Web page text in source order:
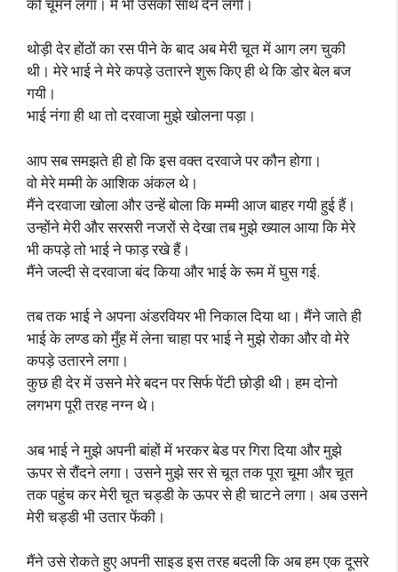
थोड़ी देर होंठों का रस पीने के बाद अब मेरी चूत में आग लग चुकी
थी। मेरे भाई ने मेरे कपड़े उतारने शुरू किए ही थे कि डोर बेल बज
गयी।
भाई नंगा ही था तो दरवाजा मुझे खोलना पड़ा।
आप सब समझते ही हो कि इस वक्त दरवाजे पर कौन होगा।
वो मेरे मम्मी के आशिक अंकल थे।
मैंने दरवाजा खोला और उन्हें बोला कि मम्मी आज बाहर गयी हुई हैं।
उन्होंने मेरी और सरसरी नजरों से देखा तब मुझे ख्याल आया कि मेरे
भी कपड़े तो भाई ने फाड़ रखे हैं।
मैंने जल्दी से दरवाजा बंद किया और भाई के रूम में घुस गई.
तब तक भाई ने अपना अंडरवियर भी निकाल दिया था। मैंने जाते ही
भाई के लण्ड को मुँह में लेना चाहा पर भाई ने मुझे रोका और वो मेरे
कपड़े उतारने लगा।
कुछ ही देर में उसने मेरे बदन पर सिर्फ पेंटी छोड़ी थी। हम दोनो
लगभग पूरी तरह नग्न थे।
अब भाई ने मुझे अपनी बांहों में भरकर बेड पर गिरा दिया और मुझे
ऊपर से रौंदने लगा। उसने मुझे सर से चूत तक पूरा चूमा और चूत
तक पहुंच कर मेरी चूत चड्डी के ऊपर से ही चाटने लगा। अब उसने
मेरी चड्डी भी उतार फेंकी।
मैंने उसे रोकते हुए अपनी साइड इस तरह बदली कि अब हम एक दूसरे